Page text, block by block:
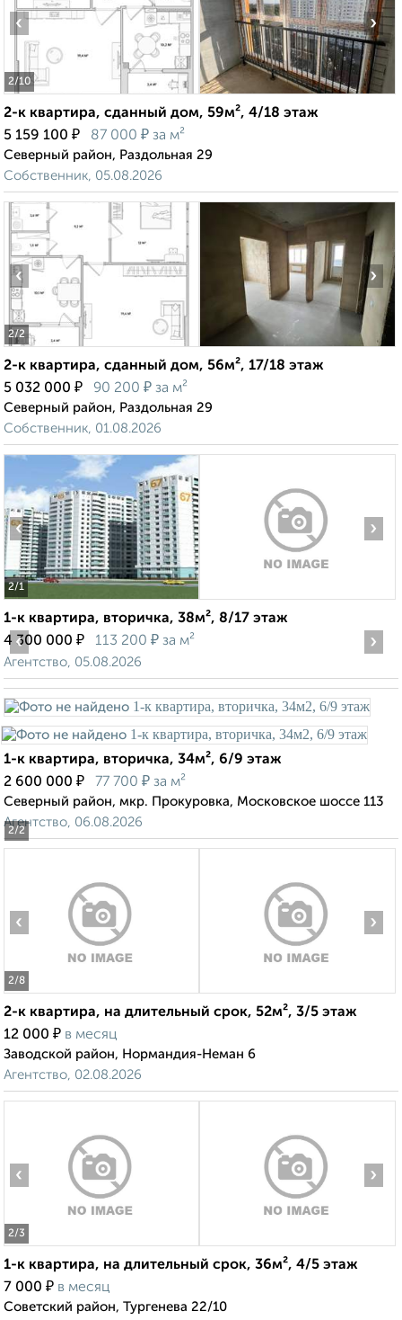
2/10
‹ ›
2-к квартира, сданный дом, 59м², 4/18 этаж
5 159 100 ₽ 87 000 ₽ за м²
Северный район, Раздольная 29
Собственник, 05.08.2026
2/2
‹ ›
2-к квартира, сданный дом, 56м², 17/18 этаж
5 032 000 ₽ 90 200 ₽ за м²
Северный район, Раздольная 29
Собственник, 01.08.2026
2/1
‹ ›
1-к квартира, вторичка, 38м², 8/17 этаж
4 300 000 ₽ 113 200 ₽ за м²
Агентство, 05.08.2026
2/2
‹ ›
1-к квартира, вторичка, 34м², 6/9 этаж
2 600 000 ₽ 77 700 ₽ за м²
Северный район, мкр. Прокуровка, Московское шоссе 113
Агентство, 06.08.2026
2/8
‹ ›
2-к квартира, на длительный срок, 52м², 3/5 этаж
12 000 ₽ в месяц
Заводской район, Нормандия-Неман 6
Агентство, 02.08.2026
2/3
‹ ›
1-к квартира, на длительный срок, 36м², 4/5 этаж
7 000 ₽ в месяц
Советский район, Тургенева 22/10